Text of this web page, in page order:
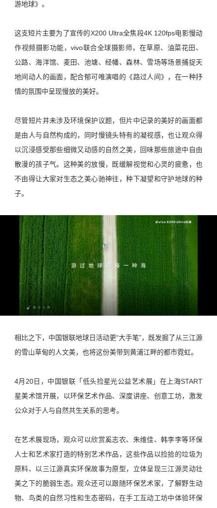
游地球》。
这支短片主要为了宣传的X200 Ultra全焦段4K 120fps电影慢动
作视频摄影功能，vivo联合全球摄影师，在草原、油菜花田、
公路、海洋馆、麦田、池塘、经幡、森林、雪场等场景捕捉天
地间动人的画面，配合郁可唯演唱的《路过人间》，在一种抒
情的氛围中呈现慢放的美好。
尽管短片并未涉及环境保护议题，但片中记录的美好的画面都
是由人与自然构成的，同时慢镜头特有的凝视感，也让观众得
以沉浸感受那些细微又动感的自然之美，回味那些旅途中自由
散漫的孩子气。这种美的放慢，既缓解视觉和心灵的疲惫，也
不由得让大家对生态之美心驰神往，种下凝望和守护地球的种
子。
相比之下，中国银联地球日活动更“大手笔”，既发掘了从三江源
的雪山草甸的人文美，也将这份美带到黄浦江畔的都市霓虹。
4月20日，中国银联「低头捡星光公益艺术展」在上海START
星美术馆开展，以环保艺术作品、深度讲座、创意工坊，激发
公众对于人与自然共生关系的思考。
在艺术展现场，观众可以欣赏奚志农、朱维佳、韩李李等环保
人士和艺术家打造的特别艺术作品，这些作品以捡拾的垃圾为
原料、以三江源真实环保故事为原型，立体呈现三江源灵动壮
美之下的脆弱生态。观众还可以跟随环保艺术家，了解野生动
物、鸟类的自然习性和生态密码，在手工互动工坊中体验环保